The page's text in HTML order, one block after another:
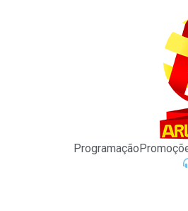
Programação